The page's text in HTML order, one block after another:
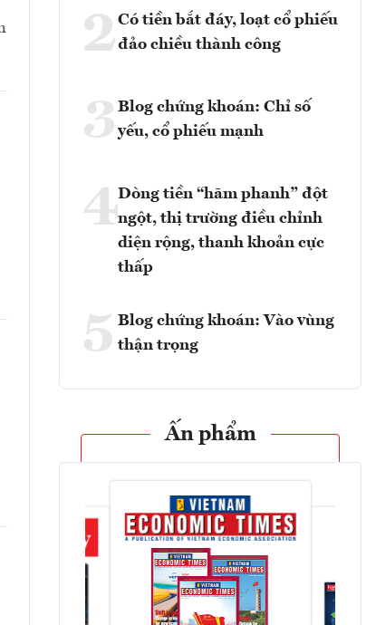
2Có tiền bắt đáy, loạt cổ phiếu
đảo chiều thành công
3 Blog chứng khoán: Chỉ số
yếu, cổ phiếu mạnh
4Dòng tiền “hãm phanh” đột
ngột, thị trường điều chỉnh
diện rộng, thanh khoản cực
thấp
5 Blog chứng khoán: Vào vùng
thận trọng
Ấn phẩm